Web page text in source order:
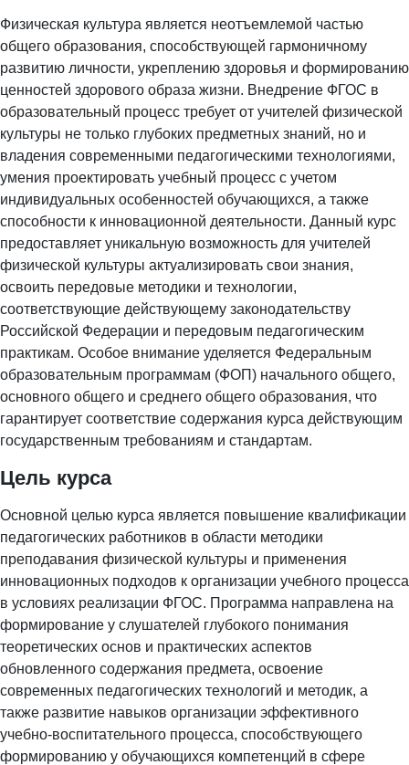
Физическая культура является неотъемлемой частью
общего образования, способствующей гармоничному
развитию личности, укреплению здоровья и формированию
ценностей здорового образа жизни. Внедрение ФГОС в
образовательный процесс требует от учителей физической
культуры не только глубоких предметных знаний, но и
владения современными педагогическими технологиями,
умения проектировать учебный процесс с учетом
индивидуальных особенностей обучающихся, а также
способности к инновационной деятельности. Данный курс
предоставляет уникальную возможность для учителей
физической культуры актуализировать свои знания,
освоить передовые методики и технологии,
соответствующие действующему законодательству
Российской Федерации и передовым педагогическим
практикам. Особое внимание уделяется Федеральным
образовательным программам (ФОП) начального общего,
основного общего и среднего общего образования, что
гарантирует соответствие содержания курса действующим
государственным требованиям и стандартам.
Цель курса
Основной целью курса является повышение квалификации
педагогических работников в области методики
преподавания физической культуры и применения
инновационных подходов к организации учебного процесса
в условиях реализации ФГОС. Программа направлена на
формирование у слушателей глубокого понимания
теоретических основ и практических аспектов
обновленного содержания предмета, освоение
современных педагогических технологий и методик, а
также развитие навыков организации эффективного
учебно-воспитательного процесса, способствующего
формированию у обучающихся компетенций в сфере